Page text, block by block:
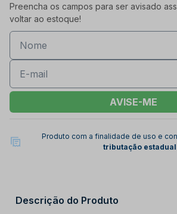
Preencha os campos para ser avisado
voltar ao estoque!
AVISE-ME
Produto com a finalidade de uso e
tributação estadual
Descrição do Produto